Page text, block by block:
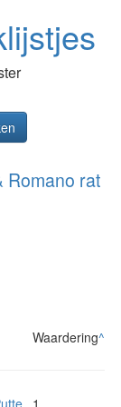
Romano rat
Waardering^